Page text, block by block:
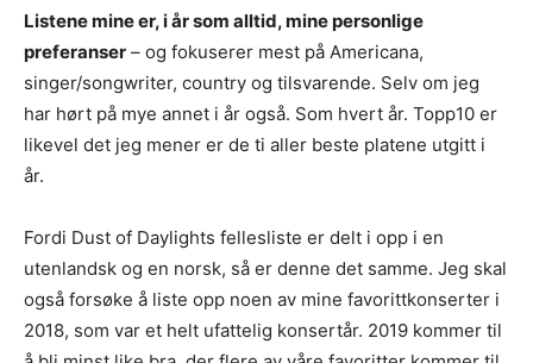
Listene mine er, i år som alltid, mine personlige
preferanser – og fokuserer mest på Americana,
singer/songwriter, country og tilsvarende. Selv om jeg
har hørt på mye annet i år også. Som hvert år. Topp10 er
likevel det jeg mener er de ti aller beste platene utgitt i
år.
Fordi Dust of Daylights fellesliste er delt i opp i en
utenlandsk og en norsk, så er denne det samme. Jeg skal
også forsøke å liste opp noen av mine favorittkonserter i
2018, som var et helt ufattelig konsertår. 2019 kommer til